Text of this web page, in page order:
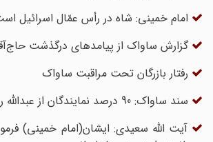
امام خمینی: شاه در رأس عمّال اسرائیل است
گزارش ساواک از پیامدهای درگذشت
رفتار بازرگان تحت مراقبت ساواک
سند ساواک: 90 درصد نمایندگان از عبدالله ریاضی ناراضیند
آیت الله سعیدی: ایشان(امام خمینی)